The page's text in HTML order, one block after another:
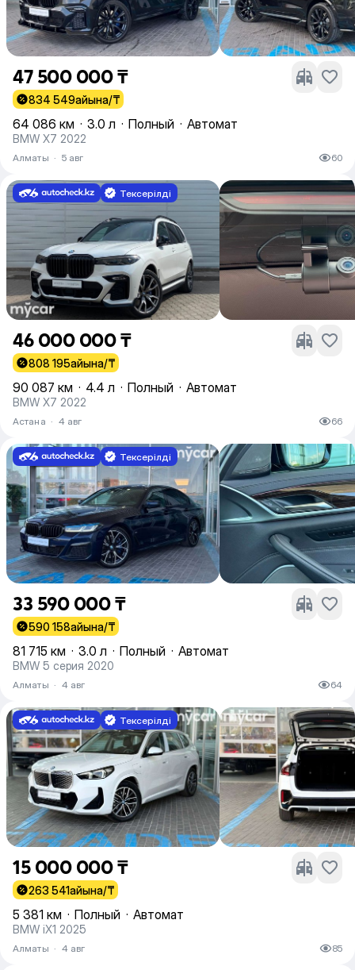
47 500 000 ₸
834 549айына/₸
64 086 км · 3.0 л · Полный · Автомат
BMW X7 2022
Алматы · 5 авг 60
Тексерілді
46 000 000 ₸
808 195айына/₸
90 087 км · 4.4 л · Полный · Автомат
BMW X7 2022
Астана · 4 авг 66
Тексерілді
33 590 000 ₸
590 158айына/₸
81 715 км · 3.0 л · Полный · Автомат
BMW 5 серия 2020
Алматы · 4 авг 64
Тексерілді
15 000 000 ₸
263 541айына/₸
5 381 км · Полный · Автомат
BMW iX1 2025
Алматы · 4 авг 85